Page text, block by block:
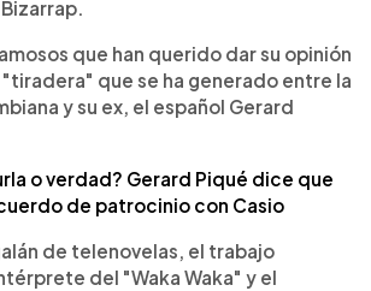
que han querido dar su opinión
que se ha generado entre la
y su ex, el español Gerard
o verdad? Gerard Piqué dice que
de patrocinio con Casio
de telenovelas, el trabajo
del "Waka Waka" y el